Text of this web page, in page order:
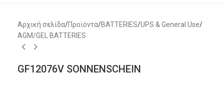
Αρχική σελίδα/Προϊόντα/BATTERIES/UPS & General Use/
AGM/GEL BATTERIES
GF12076V SONNENSCHEIN